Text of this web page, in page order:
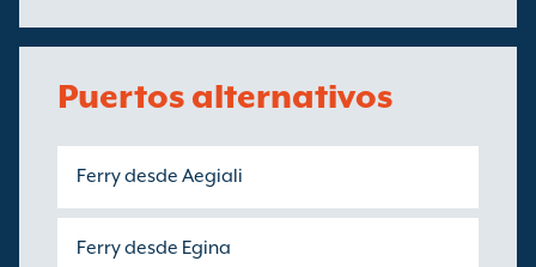
Puertos alternativos
Ferry desde Aegiali
Ferry desde Egina